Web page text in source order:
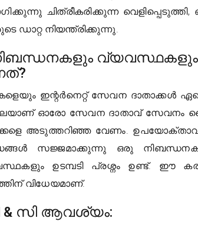
ചിത്രീകരിക്കുന്ന
ഡാറ്റ നിയന്ത്രിക്കുന്നു.
ഇന്റർനെറ്റ് സേവന ദാതാക്കൾ
ഓരോ സേവന ദാതാവ് സേവനം
അടുത്തറിഞ്ഞ വേണം.
സജ്ജമാക്കുന്നു ഒരു
ഉടമ്പടി പ്രശ്നം ഉണ്ട്. ഈ കരാർ
വിധേയമാണ്.
& സി ആവശ്യം: